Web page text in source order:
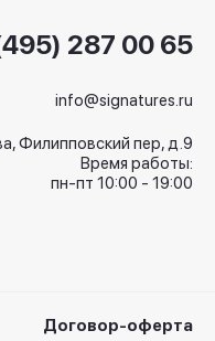
287 00 65
info@signatures.ru
Филипповский пер, д.9
Время работы:
пн-пт 10:00 - 19:00
Договор-оферта